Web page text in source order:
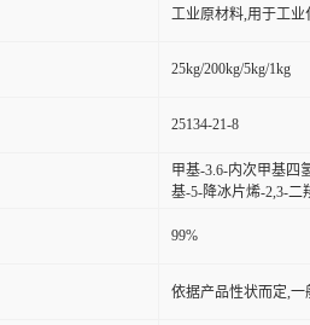
工业原材料,用于工业
25kg/200kg/5kg/1kg
25134-21-8
甲基-3.6-内次甲基四
基-5-降冰片烯-2,3-二
99%
依据产品性状而定,